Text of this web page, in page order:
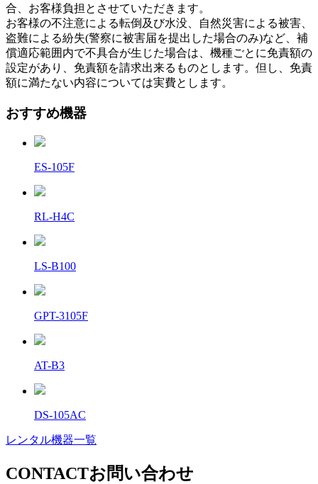
合、お客様負担とさせていただきます。
お客様の不注意による転倒及び水没、自然災害による被害、
盗難による紛失(警察に被害届を提出した場合のみ)など、補
償適応範囲内で不具合が生じた場合は、機種ごとに免責額の
設定があり、免責額を請求出来るものとします。但し、免責
額に満たない内容については実費とします。
おすすめ機器
ES-105F
RL-H4C
LS-B100
GPT-3105F
AT-B3
DS-105AC
レンタル機器一覧
CONTACTお問い合わせ